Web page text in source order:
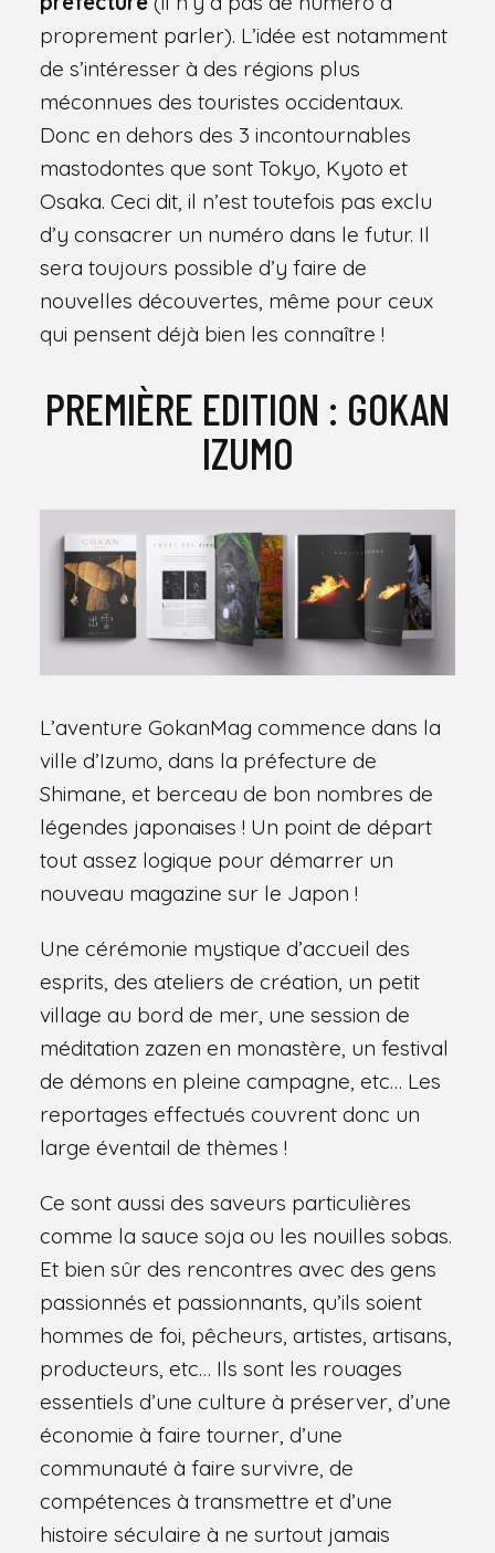
proprement parler). L’idée est notamment
de s’intéresser à des régions plus
méconnues des touristes occidentaux.
Donc en dehors des 3 incontournables
mastodontes que sont Tokyo, Kyoto et
Osaka. Ceci dit, il n’est toutefois pas exclu
d’y consacrer un numéro dans le futur. Il
sera toujours possible d’y faire de
nouvelles découvertes, même pour ceux
qui pensent déjà bien les connaître !
PREMIÈRE EDITION : GOKAN
IZUMO
L’aventure GokanMag commence dans la
ville d’Izumo, dans la préfecture de
Shimane, et berceau de bon nombres de
légendes japonaises ! Un point de départ
tout assez logique pour démarrer un
nouveau magazine sur le Japon !
Une cérémonie mystique d’accueil des
esprits, des ateliers de création, un petit
village au bord de mer, une session de
méditation zazen en monastère, un festival
de démons en pleine campagne, etc… Les
reportages effectués couvrent donc un
large éventail de thèmes !
Ce sont aussi des saveurs particulières
comme la sauce soja ou les nouilles sobas.
Et bien sûr des rencontres avec des gens
passionnés et passionnants, qu’ils soient
hommes de foi, pêcheurs, artistes, artisans,
producteurs, etc… Ils sont les rouages
essentiels d’une culture à préserver, d’une
économie à faire tourner, d’une
communauté à faire survivre, de
compétences à transmettre et d’une
histoire séculaire à ne surtout jamais